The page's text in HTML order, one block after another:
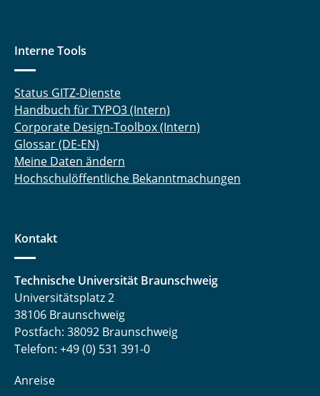
Interne Tools
Status GITZ-Dienste
Handbuch für TYPO3 (Intern)
Corporate Design-Toolbox (Intern)
Glossar (DE-EN)
Meine Daten ändern
Hochschulöffentliche Bekanntmachungen
Kontakt
Technische Universität Braunschweig
Universitätsplatz 2
38106 Braunschweig
Postfach: 38092 Braunschweig
Telefon: +49 (0) 531 391-0
Anreise